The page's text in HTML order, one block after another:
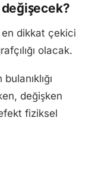
en dikkat çekici
olacak.
değişken
fiziksel